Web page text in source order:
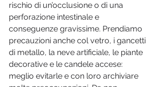
rischio di un’occlusione o di una
perforazione intestinale e
conseguenze gravissime. Prendiamo
precauzioni anche col vetro, i gancetti
di metallo, la neve artificiale, le piante
decorative e le candele accese:
meglio evitarle e con loro archiviare